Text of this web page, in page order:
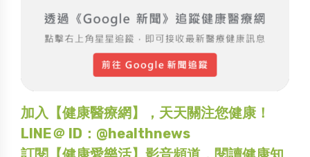
加入【健康醫療網】，天天關注您健康！
LINE＠ ID：@healthnews